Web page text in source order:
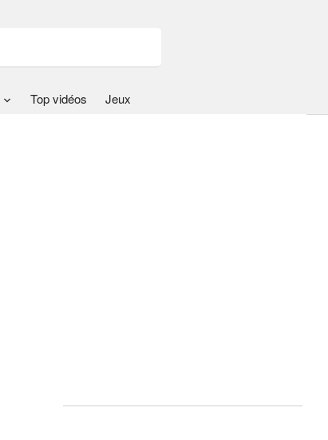
Top vidéos Jeux